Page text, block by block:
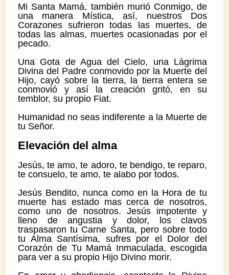
Mi Santa Mamá, también murió Conmigo, de
una manera Mística, así, nuestros Dos
Corazones sufrieron todas las muertes, de
todas las almas, muertes ocasionadas por el
pecado.
Una Gota de Agua del Cielo, una Lágrima
Divina del Padre conmovido por la Muerte del
Hijo, cayó sobre la tierra, la tierra entera se
conmovió y así la creación gritó, en su
temblor, su propio Fiat.
Humanidad no seas indiferente a la Muerte de
tu Señor.
Elevación del alma
Jesús, te amo, te adoro, te bendigo, te reparo,
te consuelo, te amo, te alabo por todos.
Jesús Bendito, nunca como en la Hora de tu
muerte has estado mas cerca de nosotros,
como uno de nosotros. Jesús impotente y
lleno de angustia y dolor, los clavos
traspasaron tu Carne Santa, pero sobre todo
tu Alma Santísima, sufres por el Dolor del
Corazón de Tu Mamá Inmaculada, escogida
para ver a su propio Hijo Divino morir.